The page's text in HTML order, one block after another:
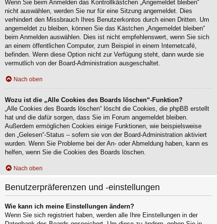
Wenn Sie beim Anmelden das Kontrollkästchen „Angemeldet bleiben“
nicht auswählen, werden Sie nur für eine Sitzung angemeldet. Dies
verhindert den Missbrauch Ihres Benutzerkontos durch einen Dritten. Um
angemeldet zu bleiben, können Sie das Kästchen „Angemeldet bleiben“
beim Anmelden auswählen. Dies ist nicht empfehlenswert, wenn Sie sich
an einem öffentlichen Computer, zum Beispiel in einem Internetcafé,
befinden. Wenn diese Option nicht zur Verfügung steht, dann wurde sie
vermutlich von der Board-Administration ausgeschaltet.
Nach oben
Wozu ist die „Alle Cookies des Boards löschen“-Funktion?
„Alle Cookies des Boards löschen“ löscht die Cookies, die phpBB erstellt
hat und die dafür sorgen, dass Sie im Forum angemeldet bleiben.
Außerdem ermöglichen Cookies einige Funktionen, wie beispielsweise
den „Gelesen“-Status – sofern sie von der Board-Administration aktiviert
wurden. Wenn Sie Probleme bei der An- oder Abmeldung haben, kann es
helfen, wenn Sie die Cookies des Boards löschen.
Nach oben
Benutzerpräferenzen und -einstellungen
Wie kann ich meine Einstellungen ändern?
Wenn Sie sich registriert haben, werden alle Ihre Einstellungen in der